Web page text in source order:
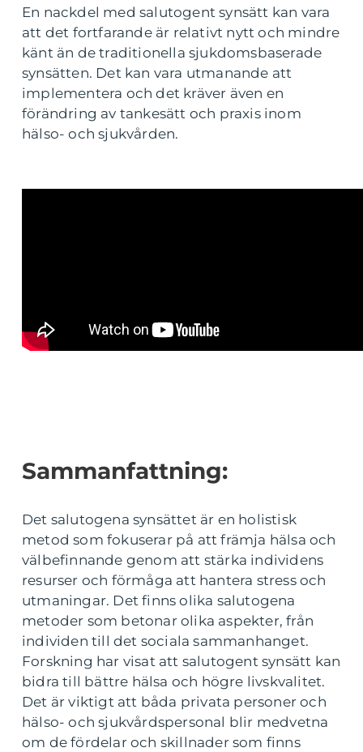
En nackdel med salutogent synsätt kan vara
att det fortfarande är relativt nytt och mindre
känt än de traditionella sjukdomsbaserade
synsätten. Det kan vara utmanande att
implementera och det kräver även en
förändring av tankesätt och praxis inom
hälso- och sjukvården.
Sammanfattning:
Det salutogena synsättet är en holistisk
metod som fokuserar på att främja hälsa och
välbefinnande genom att stärka individens
resurser och förmåga att hantera stress och
utmaningar. Det finns olika salutogena
metoder som betonar olika aspekter, från
individen till det sociala sammanhanget.
Forskning har visat att salutogent synsätt kan
bidra till bättre hälsa och högre livskvalitet.
Det är viktigt att båda privata personer och
hälso- och sjukvårdspersonal blir medvetna
om de fördelar och skillnader som finns